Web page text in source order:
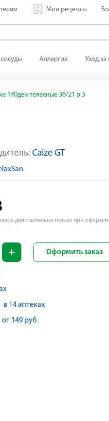
Мои рецепты
Аллергия Уход
140ден телесные 36/21 р.3
Calze GT
действительна только при
Оформить заказ
в 14 аптеках
от 149 руб